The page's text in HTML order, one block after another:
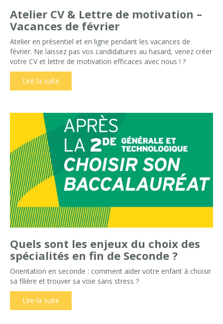
Atelier CV & Lettre de motivation –
Vacances de février
Atelier en présentiel et en ligne pendant les vacances de
février. Ne laissez pas vos candidatures au hasard, venez créer
votre CV et lettre de motivation efficaces avec nous ! ?
Lire la suite
Quels sont les enjeux du choix des
spécialités en fin de Seconde ?
Orientation en seconde : comment aider votre enfant à choisir
sa filière et trouver sa voie sans stress ?
Lire la suite